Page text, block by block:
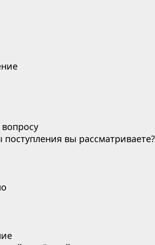
вы рассматриваете?